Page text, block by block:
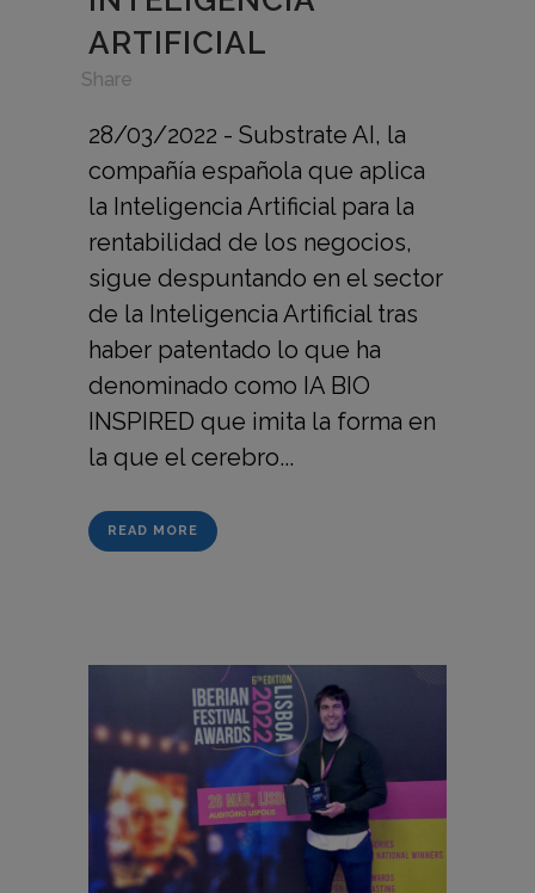
ARTIFICIAL
Share
28/03/2022 - Substrate AI, la
compañía española que aplica
la Inteligencia Artificial para la
rentabilidad de los negocios,
sigue despuntando en el sector
de la Inteligencia Artificial tras
haber patentado lo que ha
denominado como IA BIO
INSPIRED que imita la forma en
la que el cerebro...
READ MORE